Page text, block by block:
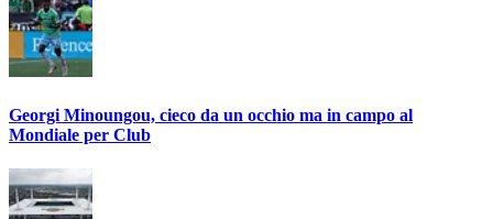
Georgi Minoungou, cieco da un occhio ma in campo al
Mondiale per Club